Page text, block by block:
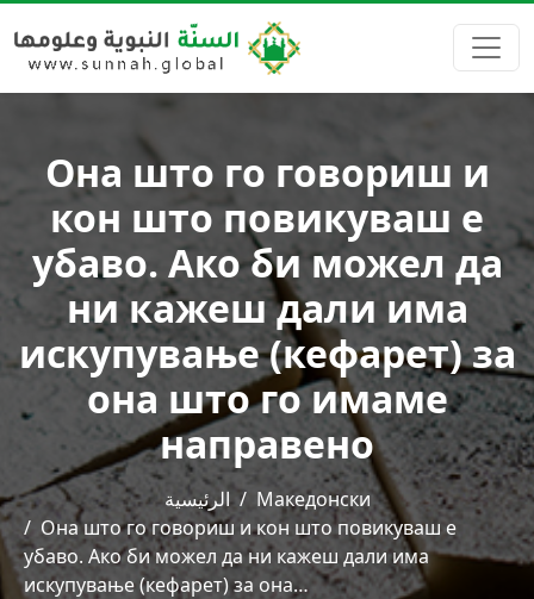
Она што го говориш и
кон што повикуваш е
убаво. Ако би можел да
ни кажеш дали има
искупување (кефарет) за
она што го имаме
направено
الرئيسية
Македонски
Она што го говориш и кон што повикуваш е
убаво. Ако би можел да ни кажеш дали има
искупување (кефарет) за она…